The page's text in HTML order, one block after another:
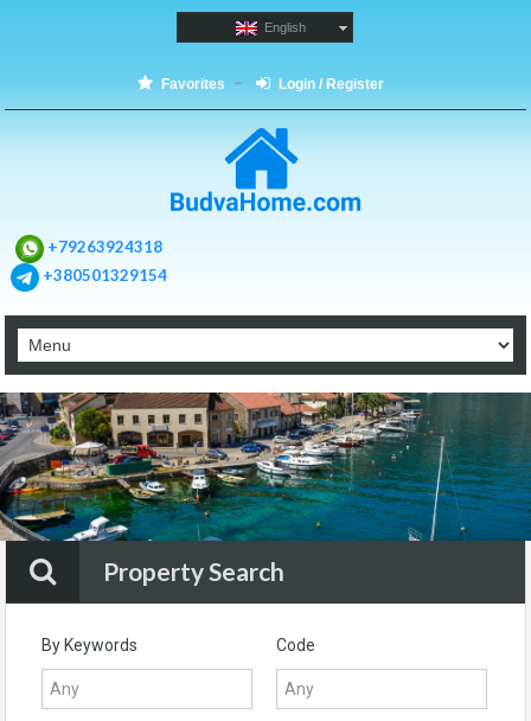
English
Favorites Login / Register
+79263924318
+380501329154
Property Search
By Keywords Code